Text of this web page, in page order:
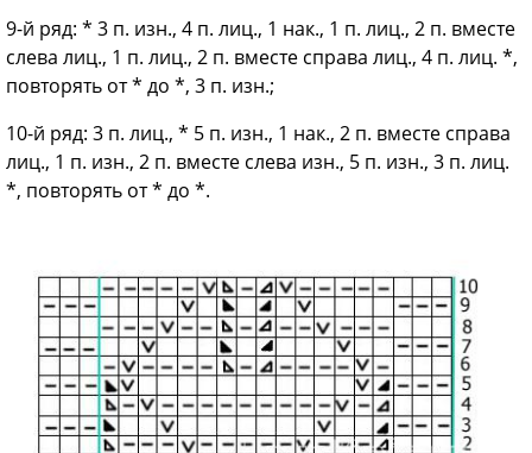
9-й ряд: * 3 п. изн., 4 п. лиц., 1 нак., 1 п. лиц., 2 п. вместе
слева лиц., 1 п. лиц., 2 п. вместе справа лиц., 4 п. лиц. *,
повторять от * до *, 3 п. изн.;
10-й ряд: 3 п. лиц., * 5 п. изн., 1 нак., 2 п. вместе справа
лиц., 1 п. изн., 2 п. вместе слева изн., 5 п. изн., 3 п. лиц.
*, повторять от * до *.